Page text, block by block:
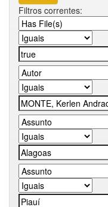
Filtros correntes: